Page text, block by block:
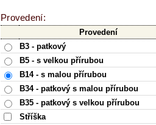
Provedení:
Provedení
B3 - patkový
B5 - s velkou přírubou
B14 - s malou přírubou
B34 - patkový s malou přírubou
B35 - patkový s velkou přírubou
Stříška